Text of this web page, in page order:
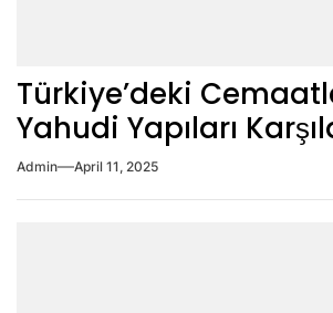
Türkiye’deki
Yahudi Yapıları
Admin April 11, 2025